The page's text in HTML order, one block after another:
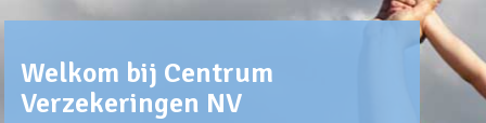
Welkom bij Centrum
Verzekeringen NV